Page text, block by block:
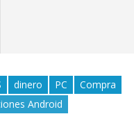
dinero PC
Compra
Android